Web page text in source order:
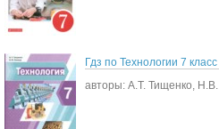
Гдз по Технологии 7
авторы: А.Т. Тищенко,